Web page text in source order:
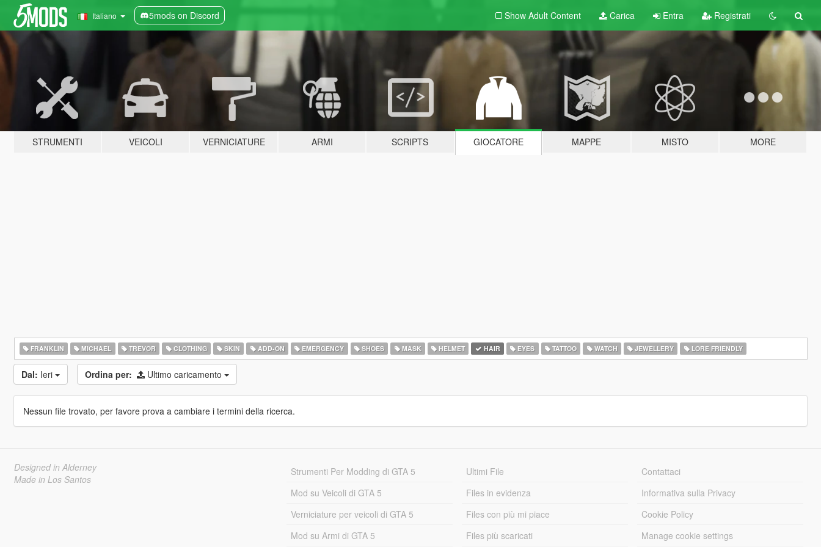
Italiano 5mods on Discord Show Adult Content Carica Entra Registrati
STRUMENTI VEICOLI VERNICIATURE ARMI SCRIPTS GIOCATORE MAPPE MISTO MORE
FRANKLIN MICHAEL TREVOR CLOTHING SKIN ADD-ON EMERGENCY SHOES MASK HELMET HAIR EYES TATTOO WATCH JEWELLERY LORE FRIENDLY
Dal: Ieri Ordina per: Ultimo caricamento
Nessun file trovato, per favore prova a cambiare i termini della ricerca.
Designed in Alderney
Made in Los Santos
Strumenti Per Modding di GTA 5
Mod su Veicoli di GTA 5
Verniciature per veicoli di GTA 5
Mod su Armi di GTA 5
Ultimi File
Files in evidenza
Files con più mi piace
Files più scaricati
Contattaci
Informativa sulla Privacy
Cookie Policy
Manage cookie settings